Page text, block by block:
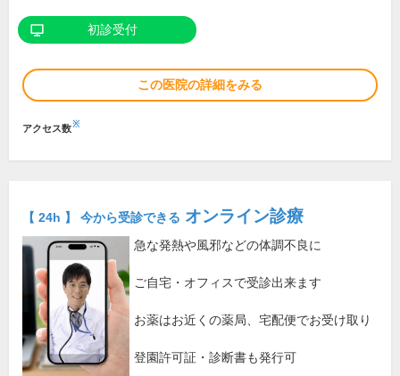
初診受付
この医院の詳細をみる
アクセス数※
【 24h 】 今から受診できる オンライン診療
急な発熱や風邪などの体調不良に
ご自宅・オフィスで受診出来ます
お薬はお近くの薬局、宅配便でお受け取り
登園許可証・診断書も発行可